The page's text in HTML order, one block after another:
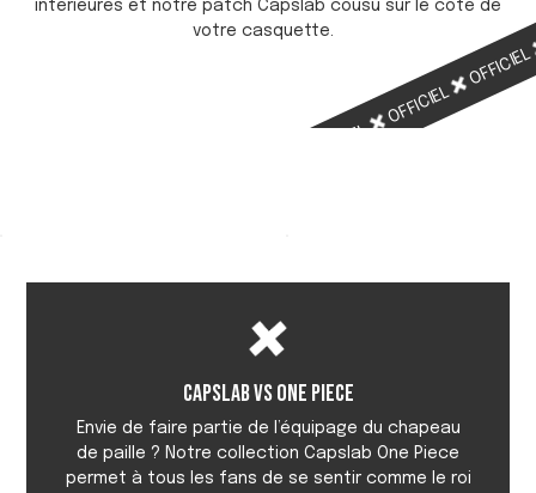
OFFICIEL
OFFICIEL
OFFICIEL
intérieures et notre patch Capslab cousu sur le côté de
votre casquette.
Capslab vs One Piece
Envie de faire partie de l’équipage du chapeau
de paille ? Notre collection Capslab One Piece
permet à tous les fans de se sentir comme le roi